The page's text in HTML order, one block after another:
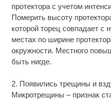
протектора с учетом
Померить высоту
которой торец совпадает с
местах по ширине
окружности. Местного
быть нигде.
2. Появились трещины и
Микротрещины – признак